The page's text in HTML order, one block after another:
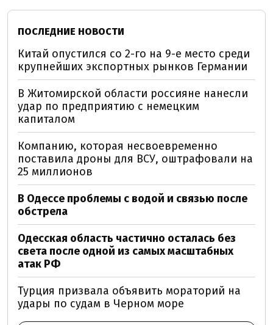
ПОСЛЕДНИЕ НОВОСТИ
Китай опустился со 2-го на 9-е место среди
крупнейших экспортных рынков Германии
В Житомирской области россияне нанесли
удар по предприятию с немецким
капиталом
Компанию, которая несвоевременно
поставила дроны для ВСУ, оштрафовали на
25 миллионов
В Одессе проблемы с водой и связью после
обстрела
Одесская область частично осталась без
света после одной из самых масштабных
атак РФ
Турция призвала объявить мораторий на
удары по судам в Черном море